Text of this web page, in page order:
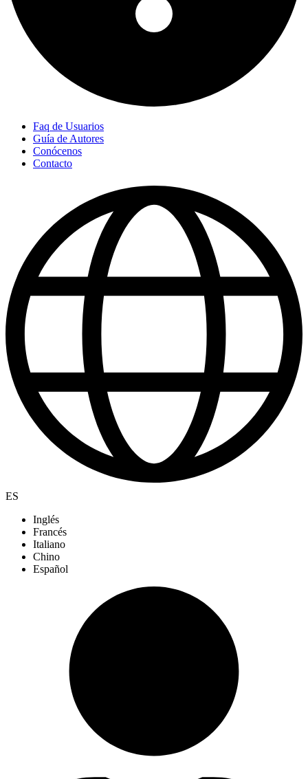
Faq de Usuarios
Guía de Autores
Conócenos
Contacto
ES
Inglés
Francés
Italiano
Chino
Español